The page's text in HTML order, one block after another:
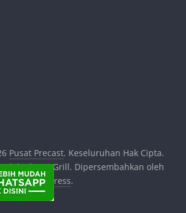
Pusat Precast. Keseluruhan Hak Cipta.
oleh ThemeGrill. Dipersembahkan oleh
WordPress.